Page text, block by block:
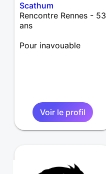
Scathum
Rencontre Rennes - 53
ans
Pour inavouable
Voir le profil